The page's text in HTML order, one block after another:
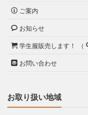
ご案内
お知らせ
学生服販売します！ （
お問い合わせ
お取り扱い地域